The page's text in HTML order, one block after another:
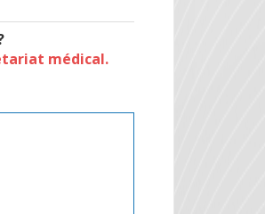
médical.